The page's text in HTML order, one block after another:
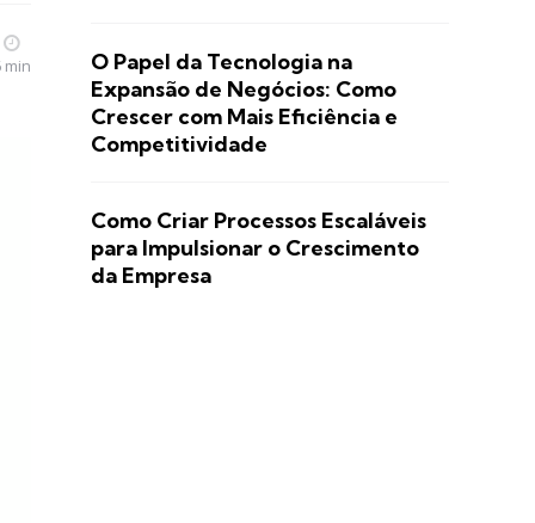
min
O Papel da Tecnologia na
Expansão de Negócios: Como
Crescer com Mais Eficiência e
Competitividade
Como Criar Processos Escaláveis
para Impulsionar o Crescimento
da Empresa